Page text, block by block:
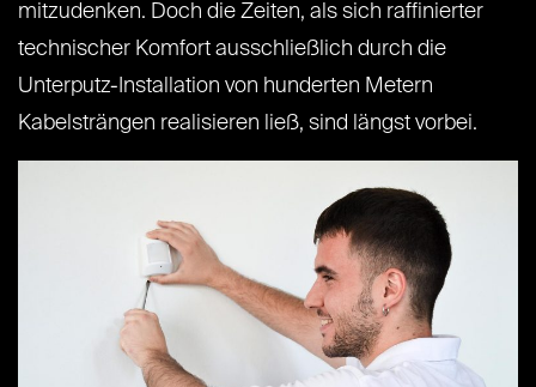
mitzudenken. Doch die Zeiten, als sich raffinierter
technischer Komfort ausschließlich durch die
Unterputz-Installation von hunderten Metern
Kabelsträngen realisieren ließ, sind längst vorbei.